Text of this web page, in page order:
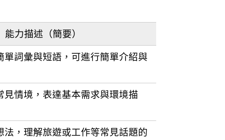
能力描述（簡要）
單詞彙與短語，可進行簡單介紹與
見情境，表達基本需求與環境描
法，理解旅遊或工作等常見話題的